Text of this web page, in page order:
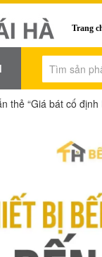
Trang
thẻ “Giá bát cố định